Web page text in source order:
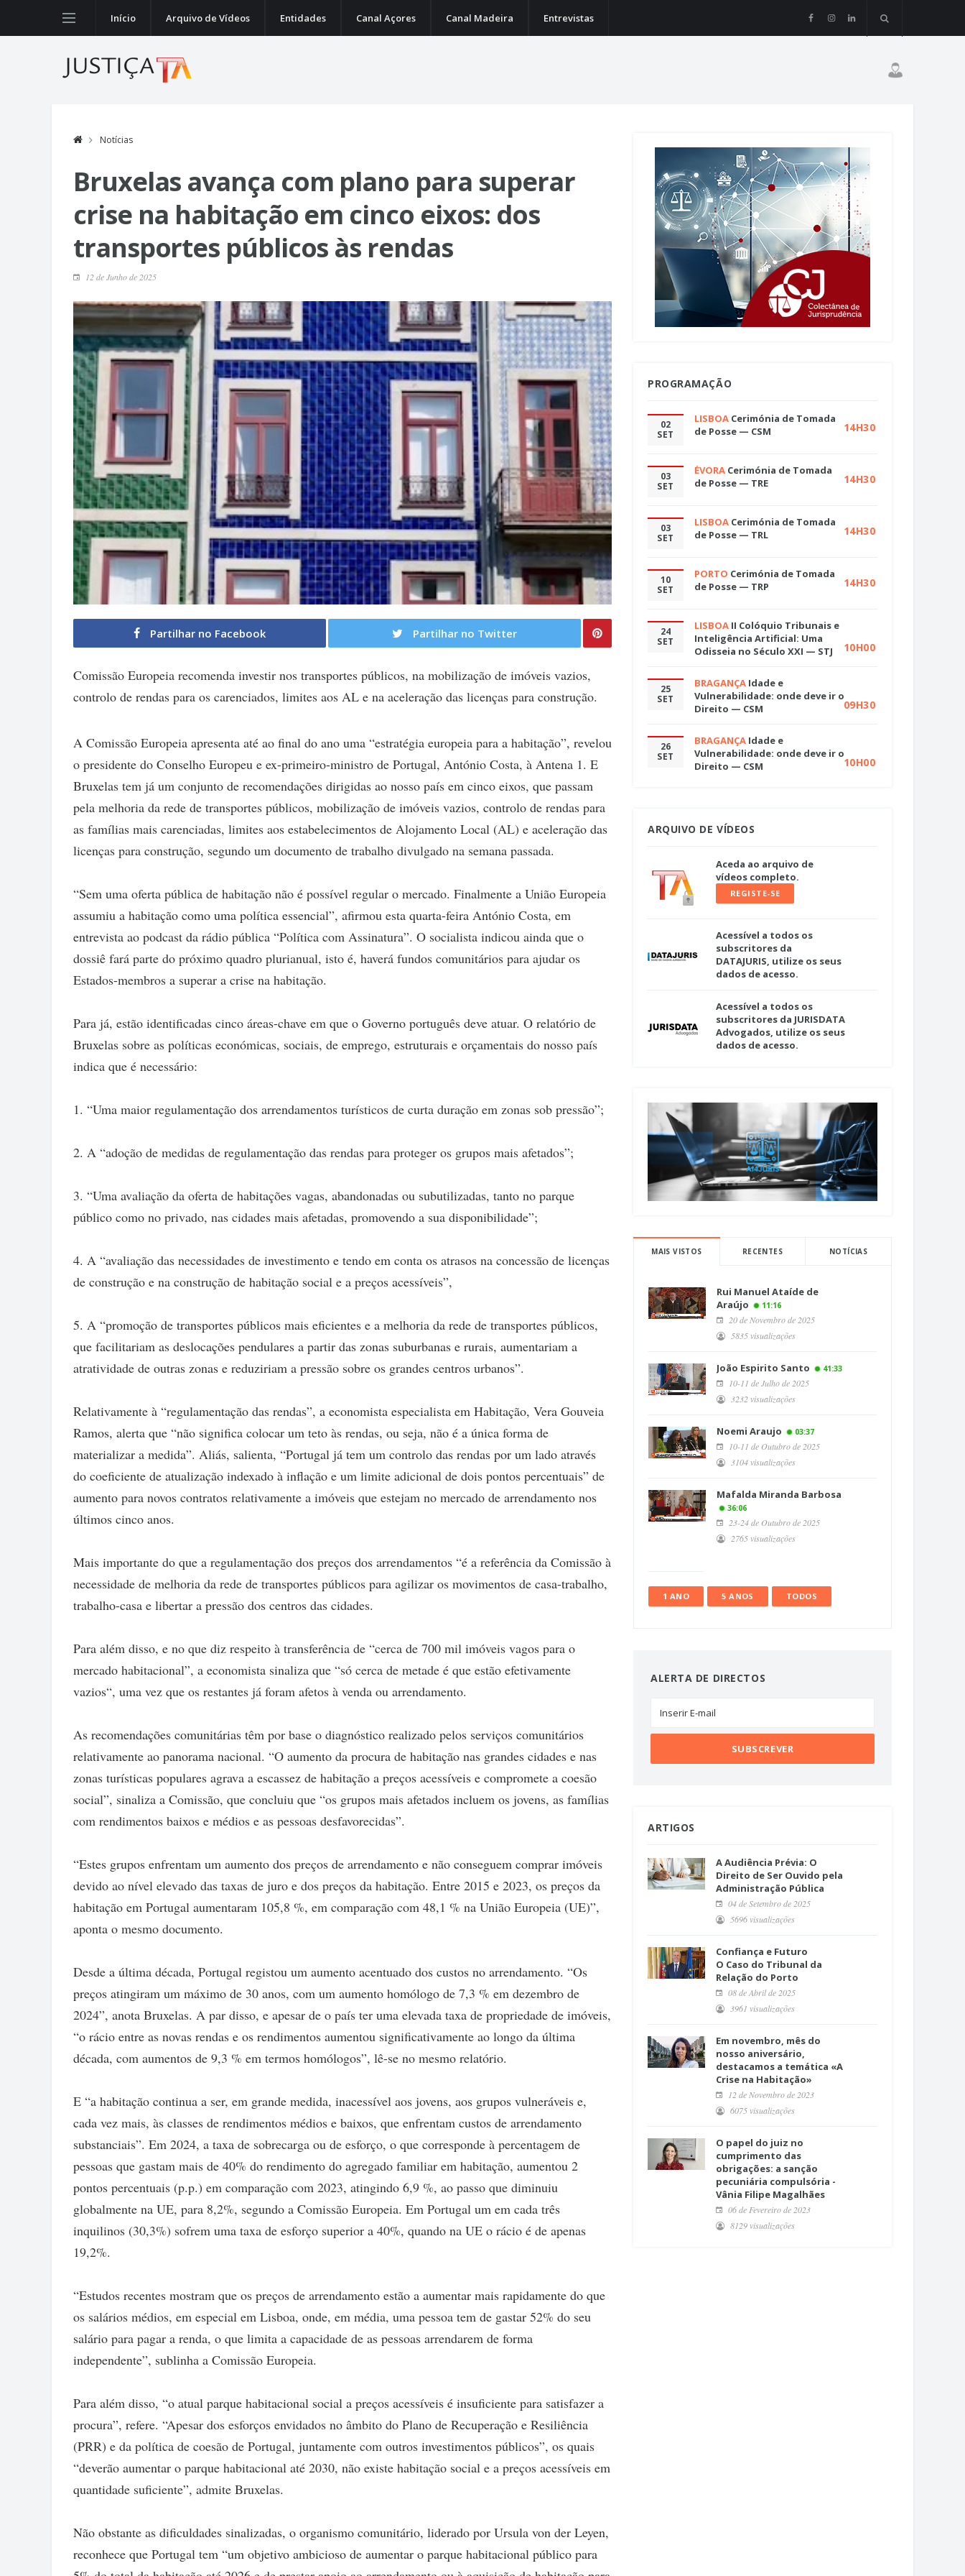
Início Arquivo de Vídeos Entidades Canal Açores Canal Madeira Entrevistas
Notícias
Bruxelas avança com plano para superar
crise na habitação em cinco eixos: dos
transportes públicos às rendas
12 de Junho de 2025
Partilhar no Facebook Partilhar no Twitter
Comissão Europeia recomenda investir nos transportes públicos, na mobilização de imóveis vazios,
controlo de rendas para os carenciados, limites aos AL e na aceleração das licenças para construção.
A Comissão Europeia apresenta até ao final do ano uma “estratégia europeia para a habitação”, revelou
o presidente do Conselho Europeu e ex-primeiro-ministro de Portugal, António Costa, à Antena 1. E
Bruxelas tem já um conjunto de recomendações dirigidas ao nosso país em cinco eixos, que passam
pela melhoria da rede de transportes públicos, mobilização de imóveis vazios, controlo de rendas para
as famílias mais carenciadas, limites aos estabelecimentos de Alojamento Local (AL) e aceleração das
licenças para construção, segundo um documento de trabalho divulgado na semana passada.
“Sem uma oferta pública de habitação não é possível regular o mercado. Finalmente a União Europeia
assumiu a habitação como uma política essencial”, afirmou esta quarta-feira António Costa, em
entrevista ao podcast da rádio pública “Política com Assinatura”. O socialista indicou ainda que o
dossiê fará parte do próximo quadro plurianual, isto é, haverá fundos comunitários para ajudar os
Estados-membros a superar a crise na habitação.
Para já, estão identificadas cinco áreas-chave em que o Governo português deve atuar. O relatório de
Bruxelas sobre as políticas económicas, sociais, de emprego, estruturais e orçamentais do nosso país
indica que é necessário:
1. “Uma maior regulamentação dos arrendamentos turísticos de curta duração em zonas sob pressão”;
2. A “adoção de medidas de regulamentação das rendas para proteger os grupos mais afetados”;
3. “Uma avaliação da oferta de habitações vagas, abandonadas ou subutilizadas, tanto no parque
público como no privado, nas cidades mais afetadas, promovendo a sua disponibilidade”;
4. A “avaliação das necessidades de investimento e tendo em conta os atrasos na concessão de licenças
de construção e na construção de habitação social e a preços acessíveis”,
5. A “promoção de transportes públicos mais eficientes e a melhoria da rede de transportes públicos,
que facilitariam as deslocações pendulares a partir das zonas suburbanas e rurais, aumentariam a
atratividade de outras zonas e reduziriam a pressão sobre os grandes centros urbanos”.
Relativamente à “regulamentação das rendas”, a economista especialista em Habitação, Vera Gouveia
Ramos, alerta que “não significa colocar um teto às rendas, ou seja, não é a única forma de
materializar a medida”. Aliás, salienta, “Portugal já tem um controlo das rendas por um lado através
do coeficiente de atualização indexado à inflação e um limite adicional de dois pontos percentuais” de
aumento para novos contratos relativamente a imóveis que estejam no mercado de arrendamento nos
últimos cinco anos.
Mais importante do que a regulamentação dos preços dos arrendamentos “é a referência da Comissão à
necessidade de melhoria da rede de transportes públicos para agilizar os movimentos de casa-trabalho,
trabalho-casa e libertar a pressão dos centros das cidades.
Para além disso, e no que diz respeito à transferência de “cerca de 700 mil imóveis vagos para o
mercado habitacional”, a economista sinaliza que “só cerca de metade é que estão efetivamente
vazios“, uma vez que os restantes já foram afetos à venda ou arrendamento.
As recomendações comunitárias têm por base o diagnóstico realizado pelos serviços comunitários
relativamente ao panorama nacional. “O aumento da procura de habitação nas grandes cidades e nas
zonas turísticas populares agrava a escassez de habitação a preços acessíveis e compromete a coesão
social”, sinaliza a Comissão, que concluiu que “os grupos mais afetados incluem os jovens, as famílias
com rendimentos baixos e médios e as pessoas desfavorecidas”.
“Estes grupos enfrentam um aumento dos preços de arrendamento e não conseguem comprar imóveis
devido ao nível elevado das taxas de juro e dos preços da habitação. Entre 2015 e 2023, os preços da
habitação em Portugal aumentaram 105,8 %, em comparação com 48,1 % na União Europeia (UE)”,
aponta o mesmo documento.
Desde a última década, Portugal registou um aumento acentuado dos custos no arrendamento. “Os
preços atingiram um máximo de 30 anos, com um aumento homólogo de 7,3 % em dezembro de
2024”, anota Bruxelas. A par disso, e apesar de o país ter uma elevada taxa de propriedade de imóveis,
“o rácio entre as novas rendas e os rendimentos aumentou significativamente ao longo da última
década, com aumentos de 9,3 % em termos homólogos”, lê-se no mesmo relatório.
E “a habitação continua a ser, em grande medida, inacessível aos jovens, aos grupos vulneráveis e,
cada vez mais, às classes de rendimentos médios e baixos, que enfrentam custos de arrendamento
substanciais”. Em 2024, a taxa de sobrecarga ou de esforço, o que corresponde à percentagem de
pessoas que gastam mais de 40% do rendimento do agregado familiar em habitação, aumentou 2
pontos percentuais (p.p.) em comparação com 2023, atingindo 6,9 %, ao passo que diminuiu
globalmente na UE, para 8,2%, segundo a Comissão Europeia. Em Portugal um em cada três
inquilinos (30,3%) sofrem uma taxa de esforço superior a 40%, quando na UE o rácio é de apenas
19,2%.
“Estudos recentes mostram que os preços de arrendamento estão a aumentar mais rapidamente do que
os salários médios, em especial em Lisboa, onde, em média, uma pessoa tem de gastar 52% do seu
salário para pagar a renda, o que limita a capacidade de as pessoas arrendarem de forma
independente”, sublinha a Comissão Europeia.
Para além disso, “o atual parque habitacional social a preços acessíveis é insuficiente para satisfazer a
procura”, refere. “Apesar dos esforços envidados no âmbito do Plano de Recuperação e Resiliência
(PRR) e da política de coesão de Portugal, juntamente com outros investimentos públicos”, os quais
“deverão aumentar o parque habitacional até 2030, não existe habitação social e a preços acessíveis em
quantidade suficiente”, admite Bruxelas.
Não obstante as dificuldades sinalizadas, o organismo comunitário, liderado por Ursula von der Leyen,
reconhece que Portugal tem “um objetivo ambicioso de aumentar o parque habitacional público para
PROGRAMAÇÃO
02
SET
LISBOA Cerimónia de Tomada
de Posse — CSM
14H30
03
SET
ÉVORA Cerimónia de Tomada
de Posse — TRE
14H30
03
SET
LISBOA Cerimónia de Tomada
de Posse — TRL
14H30
10
SET
PORTO Cerimónia de Tomada
de Posse — TRP
14H30
24
SET
LISBOA II Colóquio Tribunais e
Inteligência Artificial: Uma
Odisseia no Século XXI — STJ
10H00
25
SET
BRAGANÇA Idade e
Vulnerabilidade: onde deve ir o
Direito — CSM
09H30
26
SET
BRAGANÇA Idade e
Vulnerabilidade: onde deve ir o
Direito — CSM
10H00
ARQUIVO DE VÍDEOS
Aceda ao arquivo de
vídeos completo.
REGISTE-SE
Acessível a todos os
subscritores da
DATAJURIS, utilize os seus
dados de acesso.
Acessível a todos os
subscritores da JURISDATA
Advogados, utilize os seus
dados de acesso.
MAIS VISTOS RECENTES NOTÍCIAS
Rui Manuel Ataíde de
Araújo
11:16
20 de Novembro de 2025
5835 visualizações
João Espirito Santo 41:33
10-11 de Julho de 2025
3232 visualizações
Noemi Araujo 03:37
10-11 de Outubro de 2025
3104 visualizações
Mafalda Miranda Barbosa
36:06
23-24 de Outubro de 2025
2765 visualizações
1 ANO 5 ANOS TODOS
ALERTA DE DIRECTOS
ARTIGOS
A Audiência Prévia: O
Direito de Ser Ouvido pela
Administração Pública
04 de Setembro de 2025
5696 visualizações
Confiança e Futuro
O Caso do Tribunal da
Relação do Porto
08 de Abril de 2025
3961 visualizações
Em novembro, mês do
nosso aniversário,
destacamos a temática «A
Crise na Habitação»
12 de Novembro de 2023
6075 visualizações
O papel do juiz no
cumprimento das
obrigações: a sanção
pecuniária compulsória -
Vânia Filipe Magalhães
06 de Fevereiro de 2023
8129 visualizações